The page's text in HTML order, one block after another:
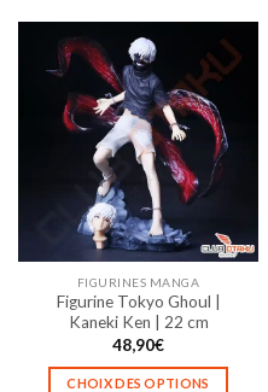
FIGURINES MANGA
Figurine Tokyo Ghoul |
Kaneki Ken | 22 cm
48,90€
CHOIX DES OPTIONS